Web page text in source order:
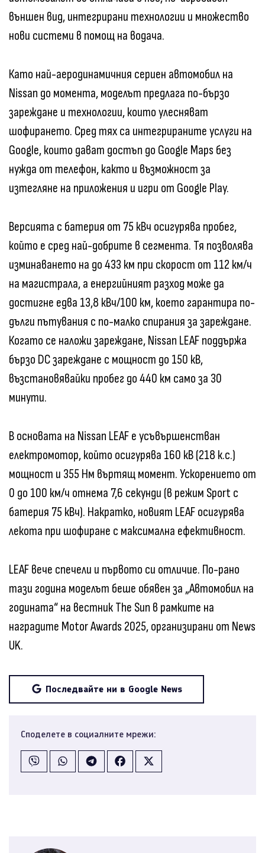
външен вид, интегрирани технологии и множество
нови системи в помощ на водача.
Като най-аеродинамичния сериен автомобил на
Nissan до момента, моделът предлага по-бързо
зареждане и технологии, които улесняват
шофирането. Сред тях са интегрираните услуги на
Google, които дават достъп до Google Maps без
нужда от телефон, както и възможност за
изтегляне на приложения и игри от Google Play.
Версията с батерия от 75 кВч осигурява пробег,
който е сред най-добрите в сегмента. Тя позволява
изминаването на до 433 км при скорост от 112 км/ч
на магистрала, а енергийният разход може да
достигне едва 13,8 кВч/100 км, което гарантира по-
дълги пътувания с по-малко спирания за зареждане.
Когато се наложи зареждане, Nissan LEAF поддържа
бързо DC зареждане с мощност до 150 кВ,
възстановявайки пробег до 440 км само за 30
минути.
В основата на Nissan LEAF е усъвършенстван
електромотор, който осигурява 160 кВ (218 к.с.)
мощност и 355 Нм въртящ момент. Ускорението от
0 до 100 км/ч отнема 7,6 секунди (в режим Sport с
батерия 75 кВч). Накратко, новият LEAF осигурява
лекота при шофиране с максимална ефективност.
LEAF вече спечели и първото си отличие. По-рано
тази година моделът беше обявен за „Автомобил на
годината“ на вестник The Sun в рамките на
наградите Motor Awards 2025, организирани от News
UK.
Последвайте ни в Google News
Споделете в социалните мрежи: